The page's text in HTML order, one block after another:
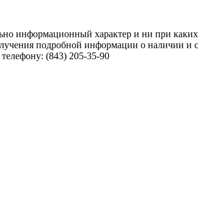
информационный характер и ни при
подробной информации о наличии и
(843) 205-35-90